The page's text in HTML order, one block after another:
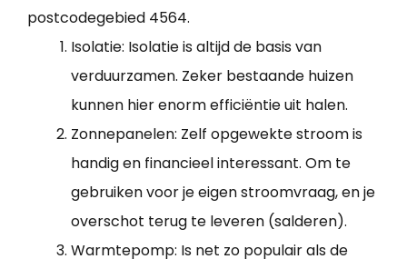
postcodegebied 4564.
Isolatie: Isolatie is altijd de basis van
verduurzamen. Zeker bestaande huizen
kunnen hier enorm efficiëntie uit halen.
Zonnepanelen: Zelf opgewekte stroom is
handig en financieel interessant. Om te
gebruiken voor je eigen stroomvraag, en je
overschot terug te leveren (salderen).
Warmtepomp: Is net zo populair als de